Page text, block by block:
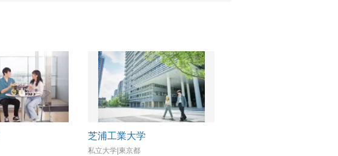
芝浦工業大学
私立大学|東京都